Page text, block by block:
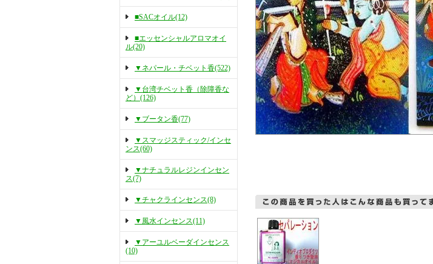
■SACオイル(12)
■エッセンシャルアロマオイ
ル(20)
▼ネパール・チベット香(522)
▼台湾チベット香（除障香な
ど）(126)
▼ブータン香(77)
▼スマッジスティック/インセ
ンス(60)
▼ナチュラルレジンインセン
ス(7)
▼チャクラインセンス(8)
▼風水インセンス(11)
▼アーユルベーダインセンス
(10)